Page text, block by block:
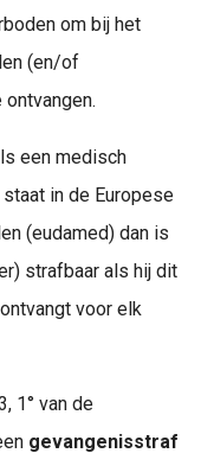
om bij het
(en/of
een medisch
in de Europese
(eudamed) dan is
strafbaar als hij dit
voor elk
1° van de
gevangenisstraf